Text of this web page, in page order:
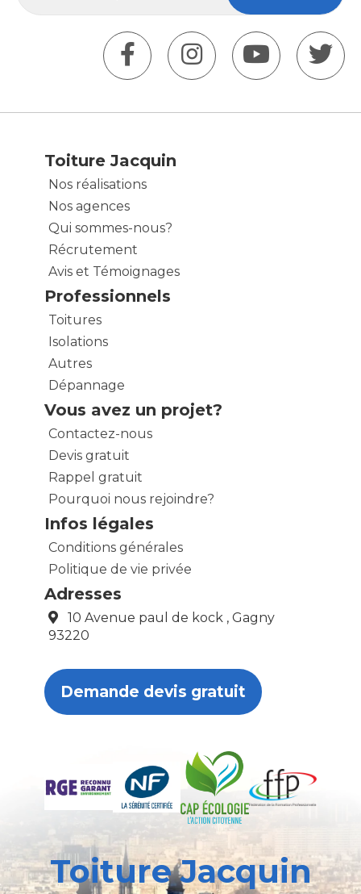
Toiture Jacquin
Nos réalisations
Nos agences
Qui sommes-nous?
Récrutement
Avis et Témoignages
Professionnels
Toitures
Isolations
Autres
Dépannage
Vous avez un projet?
Contactez-nous
Devis gratuit
Rappel gratuit
Pourquoi nous rejoindre?
Infos légales
Conditions générales
Politique de vie privée
Adresses
10 Avenue paul de kock , Gagny
93220
Demande devis gratuit
Toiture Jacquin